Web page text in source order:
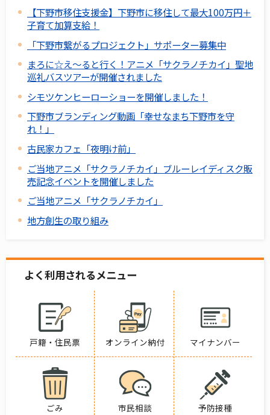
【下野市移住支援金】下野市に移住して最大100万円＋
子育て加算支給！
「下野市繋がるプロジェクト」サポーター募集中
まろに☆え～ると行く！アニメ「サクラノチカイ」聖地
巡礼バスツアーが開催されました
シモツケンヒーローショーを開催しました！
下野市ブランディング動画「幸せなまち下野市を守
れ！」
古民家カフェ「夜明け前」
ご当地アニメ「サクラノチカイ」ブルーレイディスク販
売記念イベントを開催しました
ご当地アニメ「サクラノチカイ」
地方創生の取り組み
よく利用されるメニュー
戸籍・住民票 オンライン納付 マイナンバー
ごみ 市民相談 予防接種